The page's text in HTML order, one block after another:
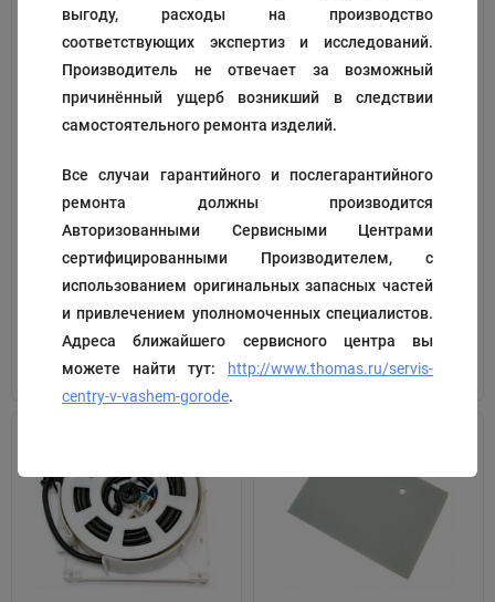
выгоду, расходы на производство
соответствующих экспертиз и исследований.
Производитель не отвечает за возможный
причинённый ущерб возникший в следствии
самостоятельного ремонта изделий.
Все случаи гарантийного и послегарантийного
ремонта должны производится
Авторизованными Сервисными Центрами
сертифицированными Производителем, с
использованием оригинальных запасных частей
и привлечением уполномоченных специалистов.
Адреса ближайшего сервисного центра вы
можете найти тут: http://www.thomas.ru/servis-
centry-v-vashem-gorode.
Колесо маленькое
130091
В корзину
Колесо большое (заднее)
для TWIN
Код: 130097
1 161 ₽
В корзину